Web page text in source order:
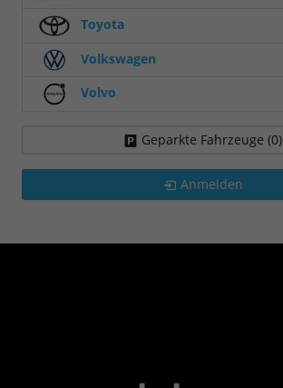
Toyota
Volkswagen
Volvo
Geparkte Fahrzeuge (0)
Anmelden